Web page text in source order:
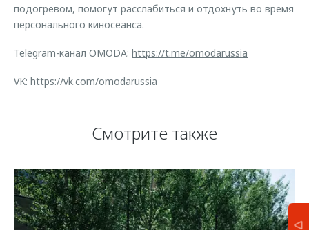
подогревом, помогут расслабиться и отдохнуть во время
персонального киносеанса.
Telegram-канал OMODA: https://t.me/omodarussia
VK: https://vk.com/omodarussia
Смотрите также